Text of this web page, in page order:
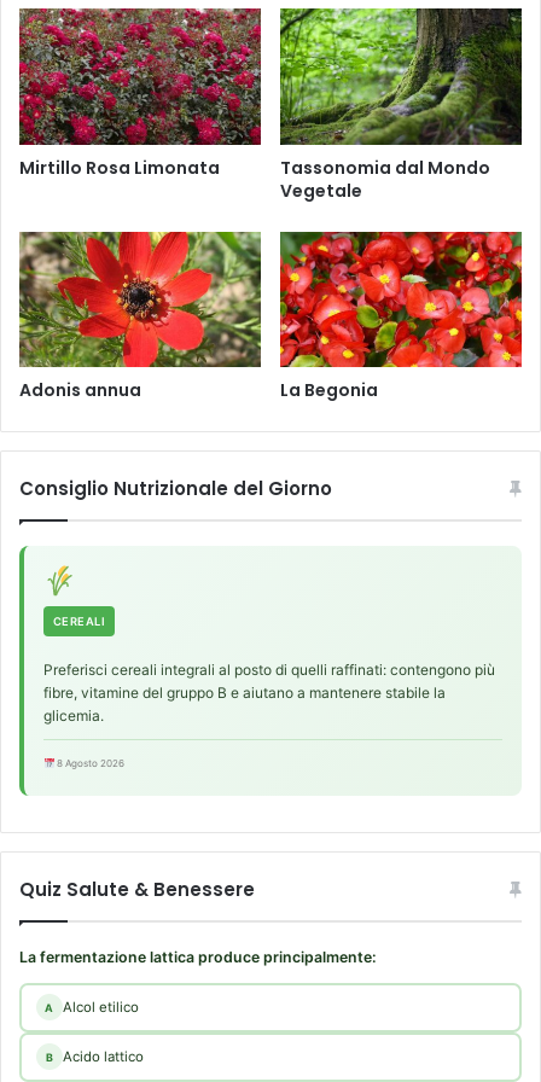
i
l
l
d
.
)
B
q
.
o
r
t
i
c
b
a
n
c
a
|
L
a
i
u
m
b
Mirtillo Rosa Limonata
Tassonomia dal Mondo
Vegetale
Adonis annua La Begonia
Consiglio Nutrizionale del Giorno
CEREALI
Preferisci cereali integrali al posto di quelli raffinati: contengono più
fibre, vitamine del gruppo B e aiutano a mantenere stabile la
glicemia.
8 Agosto 2026
Quiz Salute & Benessere
La fermentazione lattica produce principalmente:
A Alcol etilico
B Acido lattico